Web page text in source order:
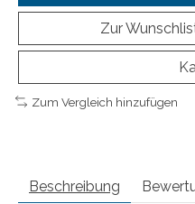
Zur
Zum Vergleich hinzufügen
Beschreibung